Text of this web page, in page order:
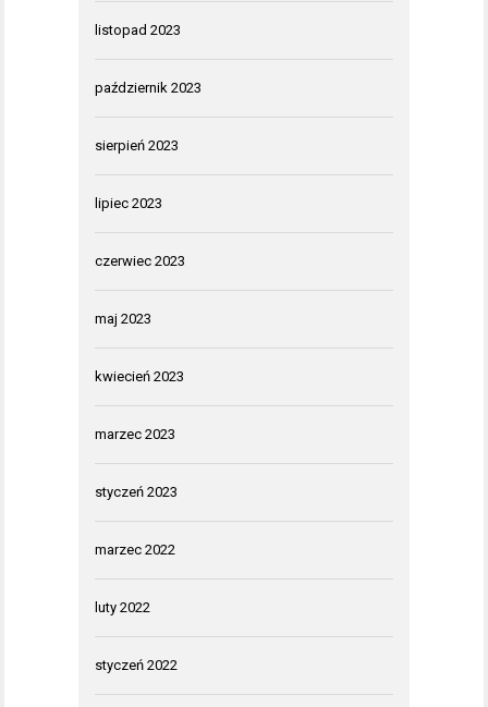
listopad 2023
październik 2023
sierpień 2023
lipiec 2023
czerwiec 2023
maj 2023
kwiecień 2023
marzec 2023
styczeń 2023
marzec 2022
luty 2022
styczeń 2022